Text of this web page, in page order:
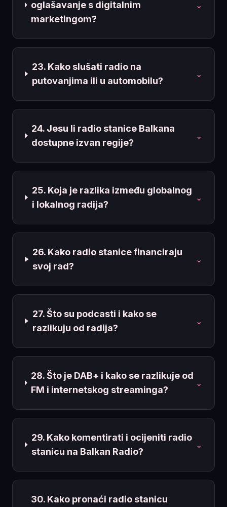
oglašavanje s digitalnim
marketingom?
⌄
23. Kako slušati radio na
putovanjima ili u automobilu?
⌄
24. Jesu li radio stanice Balkana
dostupne izvan regije?
⌄
25. Koja je razlika između globalnog
i lokalnog radija?
⌄
26. Kako radio stanice financiraju
svoj rad?
⌄
27. Što su podcasti i kako se
razlikuju od radija?
⌄
28. Što je DAB+ i kako se razlikuje od
FM i internetskog streaminga?
⌄
29. Kako komentirati i ocijeniti radio
stanicu na Balkan Radio?
⌄
30. Kako pronaći radio stanicu